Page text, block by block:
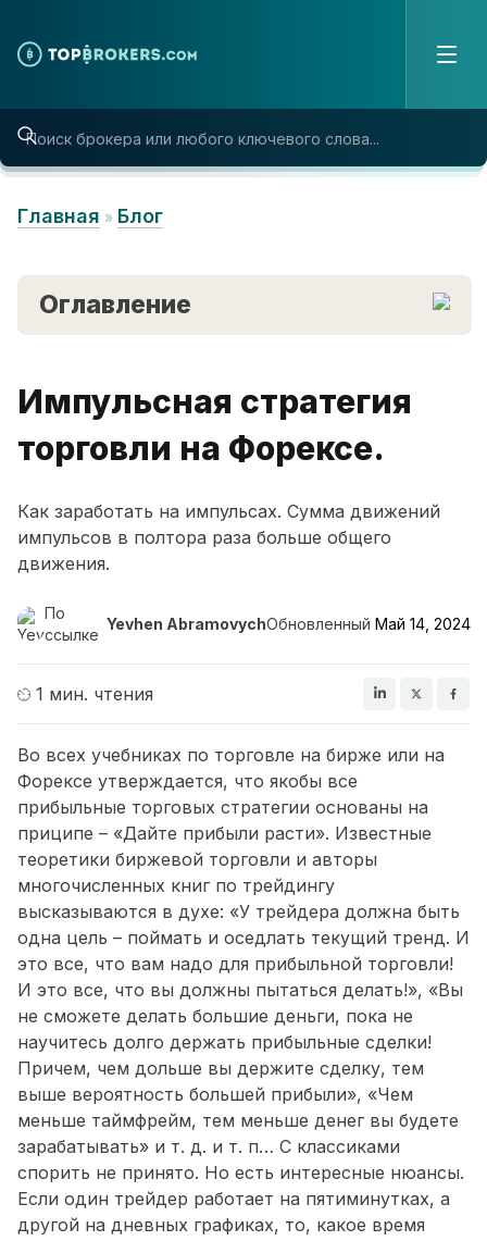
Главная » Блог
Импульсная стратегия
торговли на Форексе.
Как заработать на импульсах. Сумма движений
импульсов в полтора раза больше общего
движения.
По
ссылке
Yevhen AbramovychОбновленный Май 14, 2024
1 мин. чтения
Во всех учебниках по торговле на бирже или на
Форексе утверждается, что якобы все
прибыльные торговых стратегии основаны на
приципе – «Дайте прибыли расти». Известные
теоретики биржевой торговли и авторы
многочисленных книг по трейдингу
высказываются в духе: «У трейдера должна быть
одна цель – поймать и оседлать текущий тренд. И
это все, что вам надо для прибыльной торговли!
И это все, что вы должны пытаться делать!», «Вы
не сможете делать большие деньги, пока не
научитесь долго держать прибыльные сделки!
Причем, чем дольше вы держите сделку, тем
выше вероятность большей прибыли», «Чем
меньше таймфрейм, тем меньше денег вы будете
зарабатывать» и т. д. и т. п… С классиками
спорить не принято. Но есть интересные нюансы.
Если один трейдер работает на пятиминутках, а
другой на дневных графиках, то, какое время
Оглавление